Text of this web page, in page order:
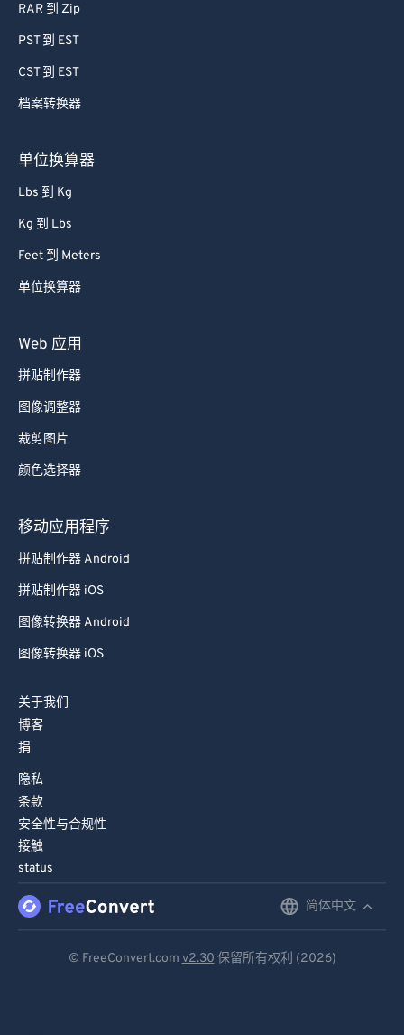
RAR 到 Zip
PST 到 EST
CST 到 EST
档案转换器
单位换算器
Lbs 到 Kg
Kg 到 Lbs
Feet 到 Meters
单位换算器
Web 应用
拼贴制作器
图像调整器
裁剪图片
颜色选择器
移动应用程序
拼贴制作器 Android
拼贴制作器 iOS
图像转换器 Android
图像转换器 iOS
关于我们
博客
捐
隐私
条款
安全性与合规性
接触
status
简体中文
© FreeConvert.com v2.30 保留所有权利 (2026)